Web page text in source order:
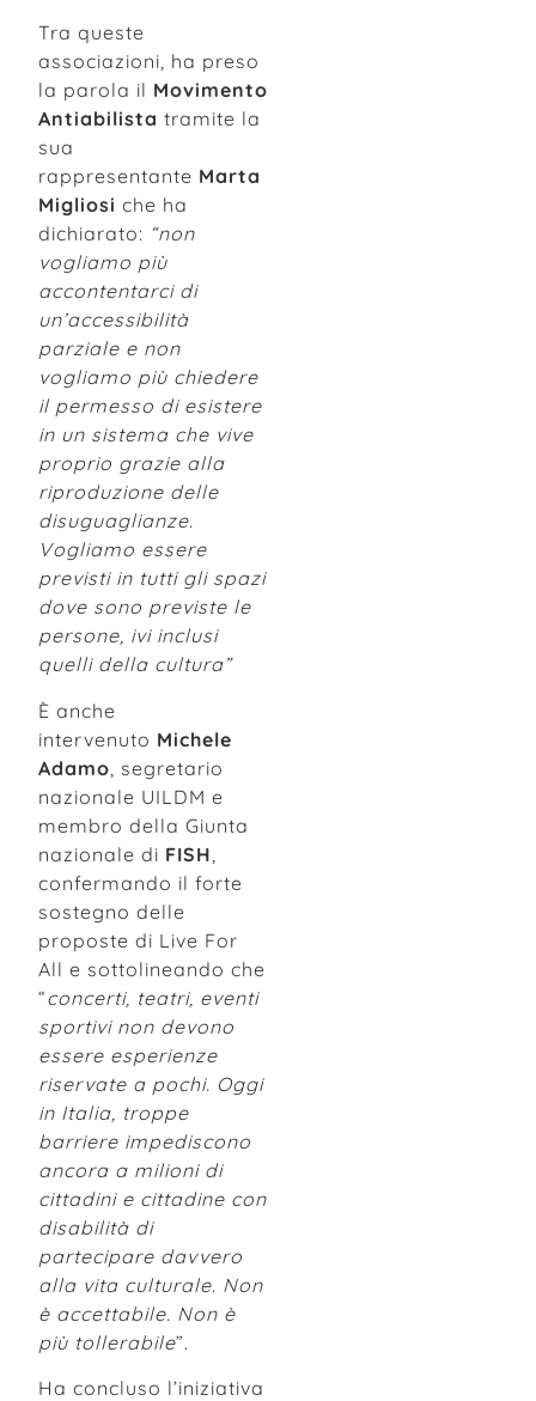
Tra queste
associazioni, ha preso
la parola il Movimento
Antiabilista tramite la
sua
rappresentante Marta
Migliosi che ha
dichiarato: “non
vogliamo più
accontentarci di
un’accessibilità
parziale e non
vogliamo più chiedere
il permesso di esistere
in un sistema che vive
proprio grazie alla
riproduzione delle
disuguaglianze.
Vogliamo essere
previsti in tutti gli spazi
dove sono previste le
persone, ivi inclusi
quelli della cultura”
È anche
intervenuto Michele
Adamo , segretario
nazionale UILDM e
membro della Giunta
nazionale di FISH
confermando il forte
sostegno delle
proposte di Live For
All e sottolineando che
“concerti, teatri, eventi
sportivi non devono
essere esperienze
riservate a pochi. Oggi
in Italia, troppe
barriere impediscono
ancora a milioni di
cittadini e cittadine con
disabilità di
partecipare davvero
alla vita culturale. Non
è accettabile. Non è
più tollerabile”.
Ha concluso l’iniziativa